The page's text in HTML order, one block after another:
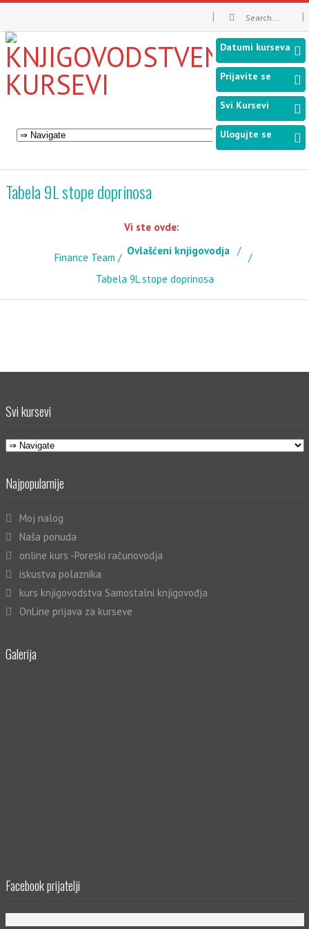
Tabela 9L stope doprinosa
Vi ste ovde:
Finance Team
Ovlašćeni knjigovodja
Tabela 9L stope doprinosa
Svi kursevi
Najpopularnije
Moj nalog
Naša ponuda
online kurs -Poreski računovodja
iskustva polaznika
kurs knjigovodstva Samostalni knjigovođja
OnLine prijava za kurseve
Galerija
Facebook prijatelji
Datumi kurseva
Prijavite se
Svi Kursevi
Ulogujte se